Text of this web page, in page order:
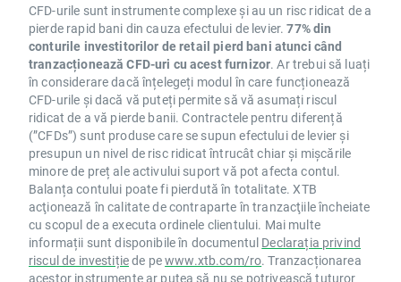
CFD-urile sunt instrumente complexe și au un risc ridicat de a
pierde rapid bani din cauza efectului de levier.77% din
conturile investitorilor de retail pierd bani atunci când
tranzacționează CFD-uri cu acest furnizor. Ar trebui să luați
în considerare dacă înțelegeți modul în care funcționează
CFD-urile și dacă vă puteți permite să vă asumați riscul
ridicat de a vă pierde banii. Contractele pentru diferență
(”CFDs”) sunt produse care se supun efectului de levier și
presupun un nivel de risc ridicat întrucât chiar și mișcările
minore de preț ale activului suport vă pot afecta contul.
Balanța contului poate fi pierdută în totalitate. XTB
acţionează în calitate de contraparte în tranzacţiile încheiate
cu scopul de a executa ordinele clientului. Mai multe
informații sunt disponibile în documentul Declarația privind
riscul de investițiede pewww.xtb.com/ro. Tranzacționarea
acestor instrumente ar putea să nu se potrivească tuturor